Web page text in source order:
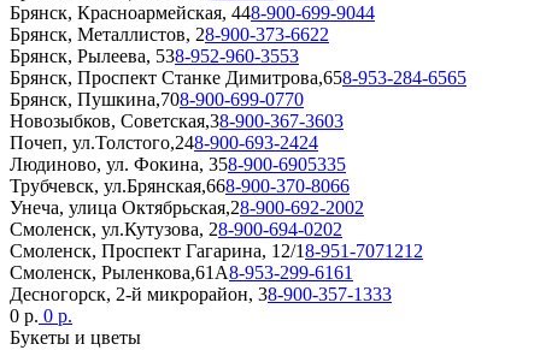
Брянск, Красноармейская, 448-900-699-9044
Брянск, Металлистов, 28-900-373-6622
Брянск, Рылеева, 538-952-960-3553
Брянск, Проспект Станке Димитрова,658-953-284-6565
Брянск, Пушкина,708-900-699-0770
Новозыбков, Советская,38-900-367-3603
Почеп, ул.Толстого,248-900-693-2424
Людиново, ул. Фокина, 358-900-6905335
Трубчевск, ул.Брянская,668-900-370-8066
Унеча, улица Октябрьская,28-900-692-2002
Смоленск, ул.Кутузова, 28-900-694-0202
Смоленск, Проспект Гагарина, 12/18-951-7071212
Смоленск, Рыленкова,61А8-953-299-6161
Десногорск, 2-й микрорайон, 38-900-357-1333
0 р. 0 р.
Букеты и цветы